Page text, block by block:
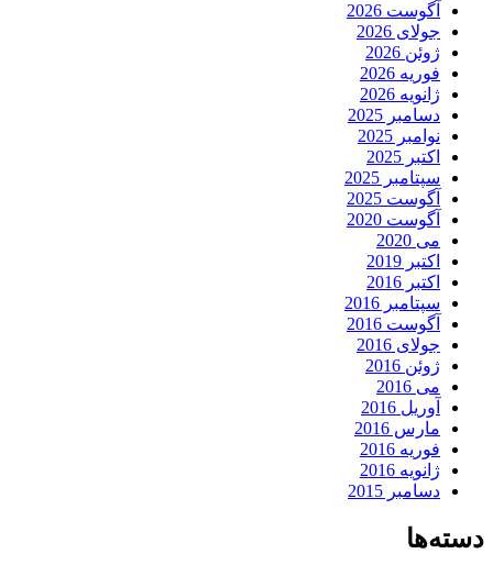
آگوست 2026
جولای 2026
ژوئن 2026
فوریه 2026
ژانویه 2026
دسامبر 2025
نوامبر 2025
اکتبر 2025
سپتامبر 2025
آگوست 2025
آگوست 2020
می 2020
اکتبر 2019
اکتبر 2016
سپتامبر 2016
آگوست 2016
جولای 2016
ژوئن 2016
می 2016
آوریل 2016
مارس 2016
فوریه 2016
ژانویه 2016
دسامبر 2015
دسته‌ها